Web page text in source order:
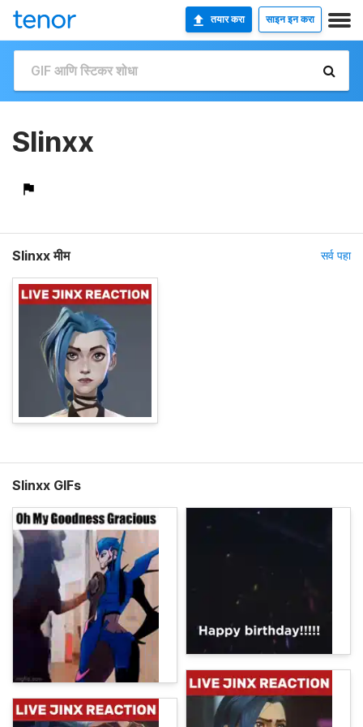
तयार करा साइन इन करा
Slinxx
Slinxx मीम सर्व पहा
Slinxx GIFs